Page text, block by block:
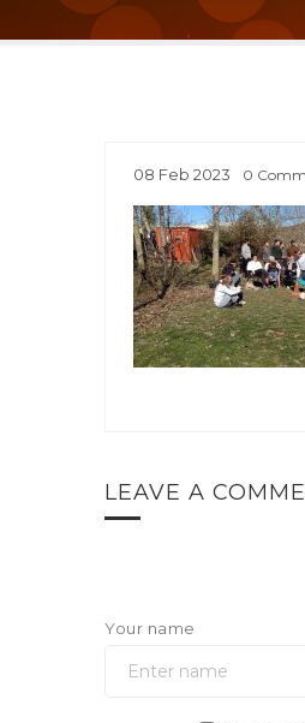
08 Feb 2023 0
LEAVE A
Your name